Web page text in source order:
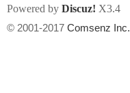
Powered by Discuz! X3.4
© 2001-2017 Comsenz Inc.